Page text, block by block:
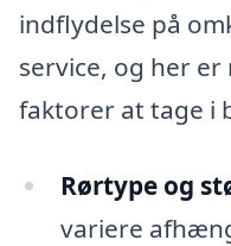
indflydelse på
service, og her
faktorer at tage i
Rørtype og
variere